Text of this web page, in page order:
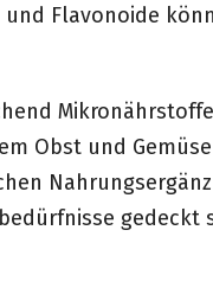
Flavonoide
Obst und
gedeckt